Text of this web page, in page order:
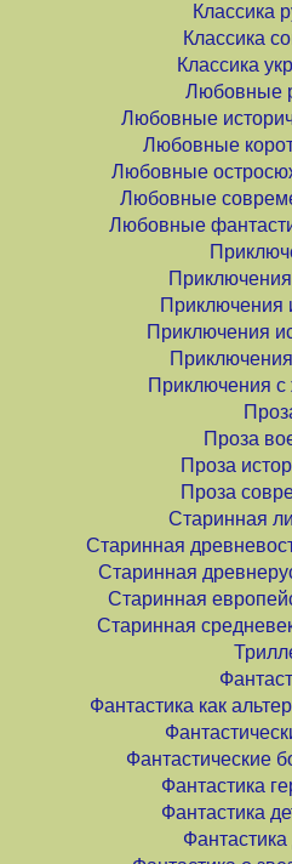
Классика
Классика
Классика
Любовные
Любовные
Любовные
Любовные
Любовные
Любовные
Приключения
Приключения
Приключения
Проза
Проза
Проза
Старинная
Старинная
Старинная
Старинная
Старинная
Фантастика как
Фантастические
Фантастика
Фантастика
Фантастика